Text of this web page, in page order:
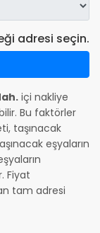
adresi seçin.
içi nakliye
Bu faktörler
taşınacak
eşyaların
Fiyat
tam adresi